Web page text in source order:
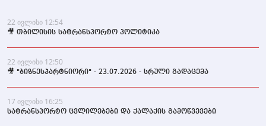
22 ივლისი 12:54
🎥 თბილისის სატრანსპორტო პოლიტიკა
22 ივლისი 12:50
🎥 "ბიზნესპარტნიორი" - 23.07.2026 - სრული გადაცემა
17 ივლისი 16:25
სატრანსპორტო ცვლილებები და ქალაქის გამოწვევები